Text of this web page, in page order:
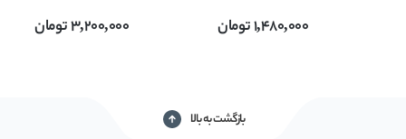
1,480,000تومان
آبرسان و نرم وترمیم کننده
3,200,000تومان
بازگشت به بالا